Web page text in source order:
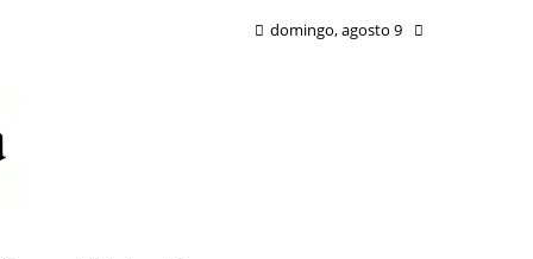
domingo, agosto 9